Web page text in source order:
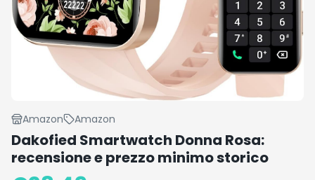
Amazon Amazon
Dakofied Smartwatch Donna Rosa:
recensione e prezzo minimo storico